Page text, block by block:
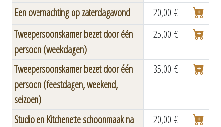
Een overnachting op zaterdagavond
20,00 €
Tweepersoonskamer bezet door één
persoon (weekdagen)
25,00 €
Tweepersoonskamer bezet door één
persoon (feestdagen, weekend,
seizoen)
35,00 €
Studio en Kitchenette schoonmaak na
20,00 €